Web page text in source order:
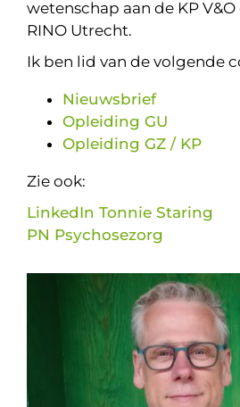
wetenschap aan de KP
RINO Utrecht.
Ik ben lid van de volgende
Nieuwsbrief
Opleiding GU
Opleiding GZ / KP
Zie ook:
LinkedIn Tonnie Staring
PN Psychosezorg